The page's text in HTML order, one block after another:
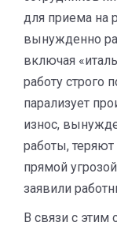
для приема на
вынужденно
включая
работу строго
парализует
износ,
работы, теряют
прямой
заявили
В связи с этим